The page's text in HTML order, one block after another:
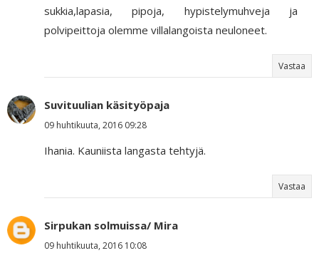
sukkia,lapasia, pipoja, hypistelymuhveja ja
polvipeittoja olemme villalangoista neuloneet.
Vastaa
Suvituulian käsityöpaja
09 huhtikuuta, 2016 09:28
Ihania. Kauniista langasta tehtyjä.
Vastaa
Sirpukan solmuissa/ Mira
09 huhtikuuta, 2016 10:08